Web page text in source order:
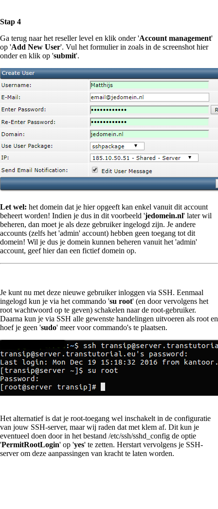
Stap 4
Ga terug naar het reseller level en klik onder 'Account management'
op 'Add New User'. Vul het formulier in zoals in de screenshot hier
onder en klik op 'submit'.
Let wel: het domein dat je hier opgeeft kan enkel vanuit dit account
beheert worden! Indien je dus in dit voorbeeld 'jedomein.nl' later wil
beheren, dan moet je als deze gebruiker ingelogd zijn. Je andere
accounts (zelfs het 'admin' account) hebben geen toegang tot dit
domein! Wil je dus je domein kunnen beheren vanuit het 'admin'
account, geef hier dan een fictief domein op.
Je kunt nu met deze nieuwe gebruiker inloggen via SSH. Eenmaal
ingelogd kun je via het commando 'su root' (en door vervolgens het
root wachtwoord op te geven) schakelen naar de root-gebruiker.
Daarna kun je via SSH alle gewenste handelingen uitvoeren als root en
hoef je geen 'sudo' meer voor commando's te plaatsen.
Het alternatief is dat je root-toegang wel inschakelt in de configuratie
van jouw SSH-server, maar wij raden dat met klem af. Dit kun je
eventueel doen door in het bestand /etc/ssh/sshd_config de optie
'PermitRootLogin' op 'yes' te zetten. Herstart vervolgens je SSH-
server om deze aanpassingen van kracht te laten worden.